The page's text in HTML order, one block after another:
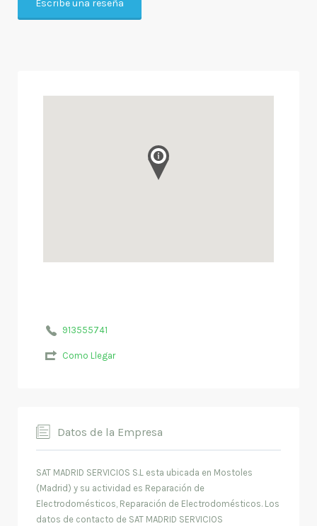
Escribe una reseña
913555741
Como Llegar
Datos de la Empresa
SAT MADRID SERVICIOS S.L esta ubicada en Mostoles
(Madrid) y su actividad es Reparación de
Electrodomésticos, Reparación de Electrodomésticos. Los
datos de contacto de SAT MADRID SERVICIOS